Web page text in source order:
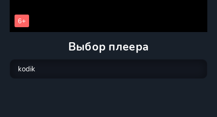
Выбор плеера